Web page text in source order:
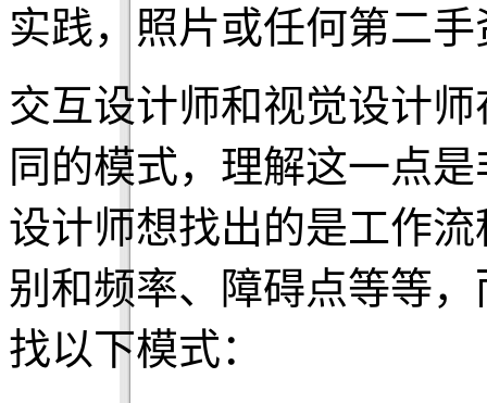
实践，照片或任何第二
交互设计师和视觉设计
同的模式，理解这一点
设计师想找出的是工作
别和频率、障碍点等等
找以下模式：